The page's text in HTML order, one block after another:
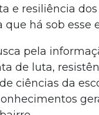
e resiliência dos
há sob esse
pela
de luta,
ciências da